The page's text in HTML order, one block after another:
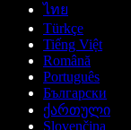
ไทย
Türkçe
Tiếng Việt
Română
Português
Български
ქართული
Slovenčina